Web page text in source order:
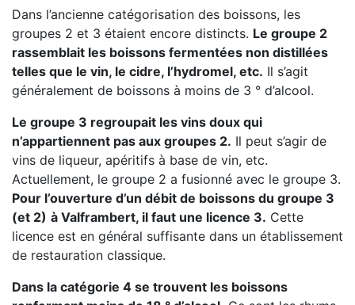
Dans l’ancienne catégorisation des boissons, les
groupes 2 et 3 étaient encore distincts. Le groupe 2
rassemblait les boissons fermentées non distillées
telles que le vin, le cidre, l’hydromel, etc. Il s’agit
généralement de boissons à moins de 3 ° d’alcool.
Le groupe 3 regroupait les vins doux qui
n’appartiennent pas aux groupes 2. Il peut s’agir de
vins de liqueur, apéritifs à base de vin, etc.
Actuellement, le groupe 2 a fusionné avec le groupe 3.
Pour l’ouverture d’un débit de boissons du groupe 3
(et 2) à Valframbert, il faut une licence 3. Cette
licence est en général suffisante dans un établissement
de restauration classique.
Dans la catégorie 4 se trouvent les boissons